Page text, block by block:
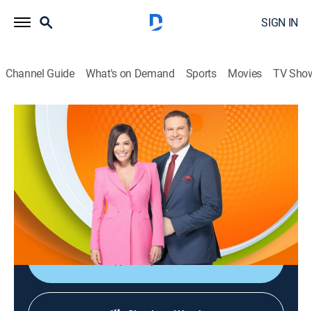
SIGN IN
Channel Guide What's on Demand Sports Movies TV
¡Despierta América!
S2026 E117 | ¡Despierta América!
TV14 Talk, Newsmagazine, Variety|2026
Revista matutina con noticias, temas de actualidad,
reportajes de farándula, música e información
práctica.
Shop DIRECTV